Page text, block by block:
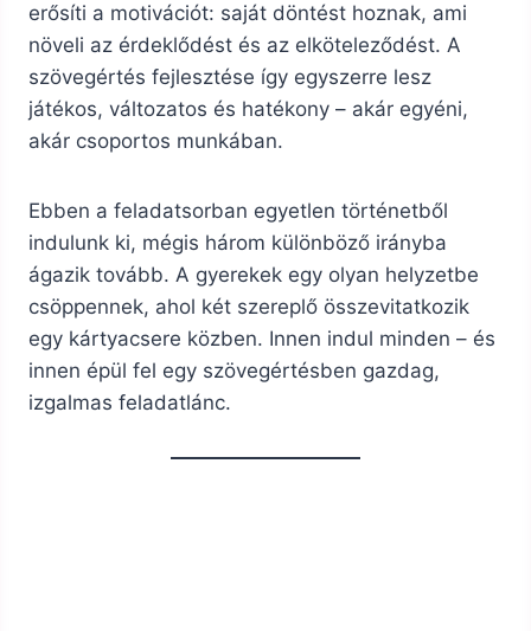
erősíti a motivációt: saját döntést hoznak, ami
növeli az érdeklődést és az elköteleződést. A
szövegértés fejlesztése így egyszerre lesz
játékos, változatos és hatékony – akár egyéni,
akár csoportos munkában.
Ebben a feladatsorban egyetlen történetből
indulunk ki, mégis három különböző irányba
ágazik tovább. A gyerekek egy olyan helyzetbe
csöppennek, ahol két szereplő összevitatkozik
egy kártyacsere közben. Innen indul minden – és
innen épül fel egy szövegértésben gazdag,
izgalmas feladatlánc.